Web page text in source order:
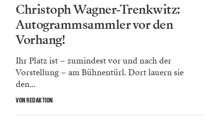
Christoph Wagner-Trenkwitz:
Autogrammsammler vor den
Vorhang!
Ihr Platz ist – zumindest vor und nach der
Vorstellung – am Bühnentürl. Dort lauern sie
den...
VON REDAKTION